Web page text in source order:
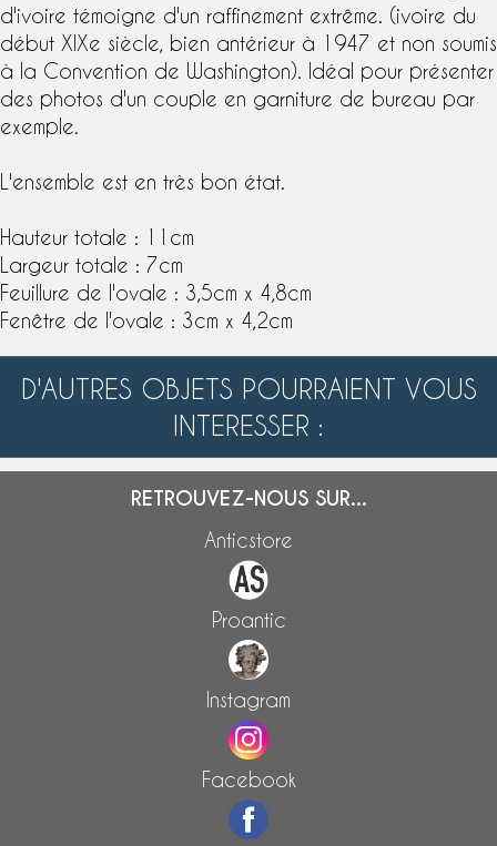
d'ivoire témoigne d'un raffinement extrême. (ivoire du
début XIXe siècle , bien antérieur à 1947 et non soumis
à la Convention de Washington). Idéal pour présenter
des photos d'un couple en garniture de bureau par
exemple.
L'ensemble est en très bon état.
Hauteur totale : 11cm
Largeur totale : 7cm
Feuillure de l'ovale : 3,5cm x 4,8cm
Fenêtre de l'ovale : 3cm x 4,2cm
D'AUTRES OBJETS POURRAIENT VOUS
INTERESSER :
RETROUVEZ-NOUS SUR...
Anticstore
Proantic
Instagram
Facebook